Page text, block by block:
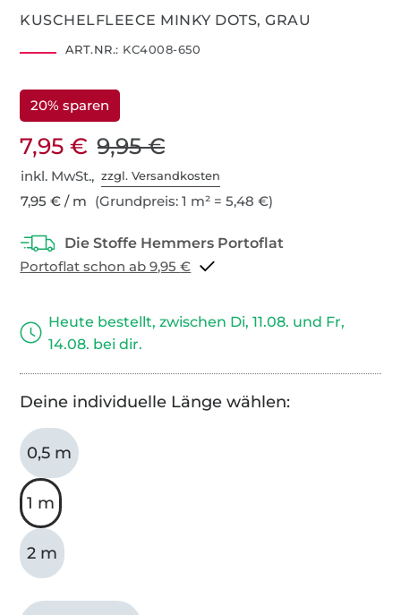
KUSCHELFLEECE MINKY DOTS, GRAU
ART.NR.: KC4008-650
20% sparen
7,95 € 9,95 €
inkl. MwSt.,zzgl. Versandkosten
7,95 € / m (Grundpreis: 1 m² = 5,48 €)
Portoflat schon ab 9,95 €
Heute bestellt, zwischen Di, 11.08. und Fr,
14.08. bei dir.
Deine individuelle Länge wählen:
0,5 m
1 m
2 m